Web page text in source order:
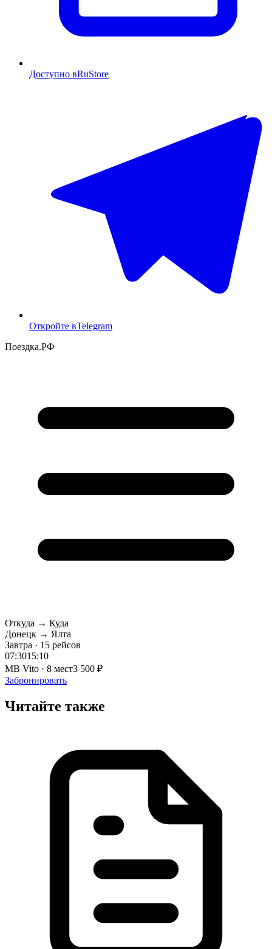
Доступно вRuStore
Откройте вTelegram
Поездка.РФ
Откуда → Куда
Донецк → Ялта
Завтра · 15 рейсов
07:3015:10
MB Vito · 8 мест3 500 ₽
Забронировать
Читайте также